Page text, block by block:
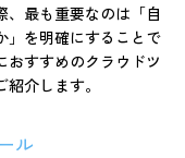
、最も重要なのは「自
」を明確にすることで
おすすめのクラウドツ
介します。
ル